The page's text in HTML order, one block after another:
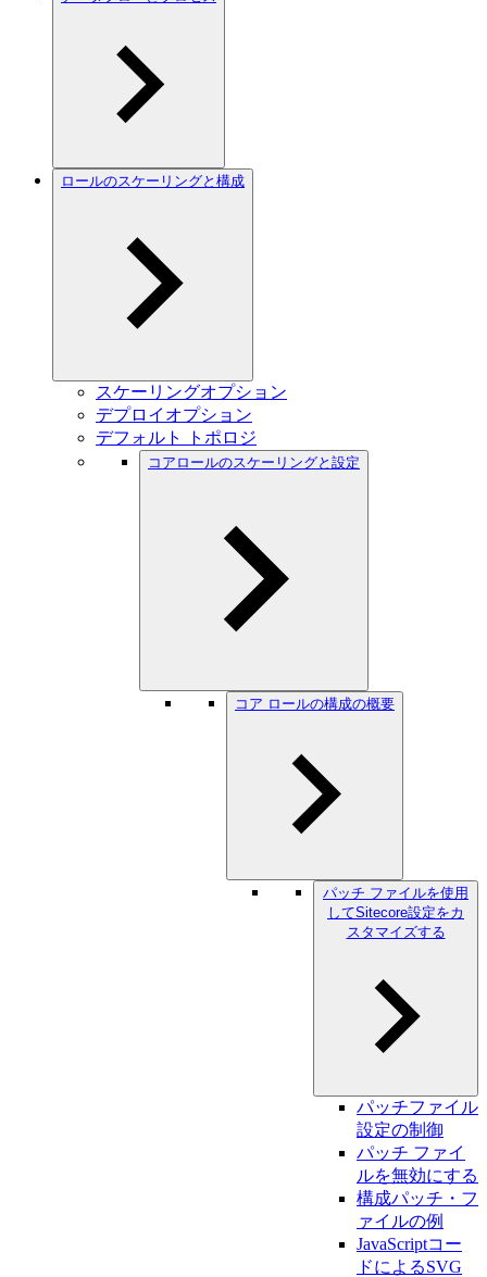
ロールのスケーリングと構成
スケーリングオプション
デプロイオプション
デフォルト トポロジ
コアロールのスケーリングと設定
コア ロールの構成の概要
パッチ ファイルを使用
してSitecore設定をカ
スタマイズする
パッチファイル
設定の制御
パッチ ファイ
ルを無効にする
構成パッチ・フ
ァイルの例
JavaScriptコー
ドによるSVG